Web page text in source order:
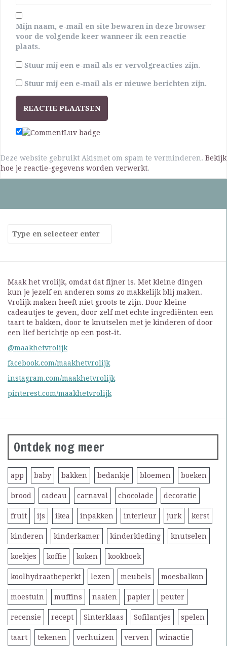
Mijn naam, e-mail en site bewaren in deze browser
voor de volgende keer wanneer ik een reactie
plaats.
Stuur mij een e-mail als er vervolgreacties zijn.
Stuur mij een e-mail als er nieuwe berichten zijn.
Deze website gebruikt Akismet om spam te verminderen. Bekijk
hoe je reactie-gegevens worden verwerkt.
Maak het vrolijk, omdat dat fijner is. Met kleine dingen
kun je jezelf en anderen soms zo makkelijk blij maken.
Vrolijk maken heeft niet groots te zijn. Door kleine
cadeautjes te geven, door zelf met echte ingrediënten een
taart te bakken, door te knutselen met je kinderen of door
een lief berichtje op een post-it.
@maakhetvrolijk
facebook.com/maakhetvrolijk
instagram.com/maakhetvrolijk
pinterest.com/maakhetvrolijk
Ontdek nog meer
app baby bakken bedankje bloemen boeken
brood cadeau carnaval chocolade decoratie
fruit ijs ikea inpakken interieur jurk kerst
kinderen kinderkamer kinderkleding knutselen
koekjes koffie koken kookboek
koolhydraatbeperkt lezen meubels moesbalkon
moestuin muffins naaien papier peuter
recensie recept Sinterklaas Sofilantjes spelen
taart tekenen verhuizen verven winactie